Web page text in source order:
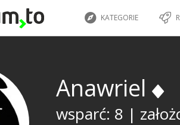
KATEGORIE
Anawriel
wsparć: 8 |